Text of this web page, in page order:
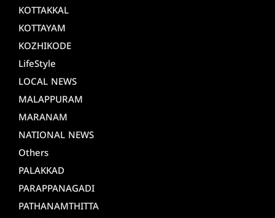
KOTTAKKAL
KOTTAYAM
KOZHIKODE
LifeStyle
LOCAL NEWS
MALAPPURAM
MARANAM
NATIONAL NEWS
Others
PALAKKAD
PARAPPANAGADI
PATHANAMTHITTA